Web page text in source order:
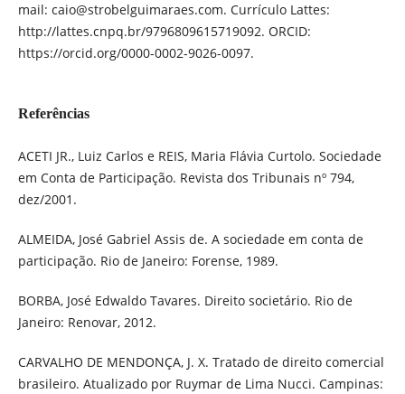
mail: caio@strobelguimaraes.com. Currículo Lattes:
http://lattes.cnpq.br/9796809615719092. ORCID:
https://orcid.org/0000-0002-9026-0097.
Referências
ACETI JR., Luiz Carlos e REIS, Maria Flávia Curtolo. Sociedade
em Conta de Participação. Revista dos Tribunais nº 794,
dez/2001.
ALMEIDA, José Gabriel Assis de. A sociedade em conta de
participação. Rio de Janeiro: Forense, 1989.
BORBA, José Edwaldo Tavares. Direito societário. Rio de
Janeiro: Renovar, 2012.
CARVALHO DE MENDONÇA, J. X. Tratado de direito comercial
brasileiro. Atualizado por Ruymar de Lima Nucci. Campinas: